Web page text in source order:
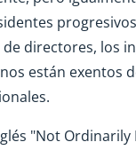
directores, los
están exentos
"Not